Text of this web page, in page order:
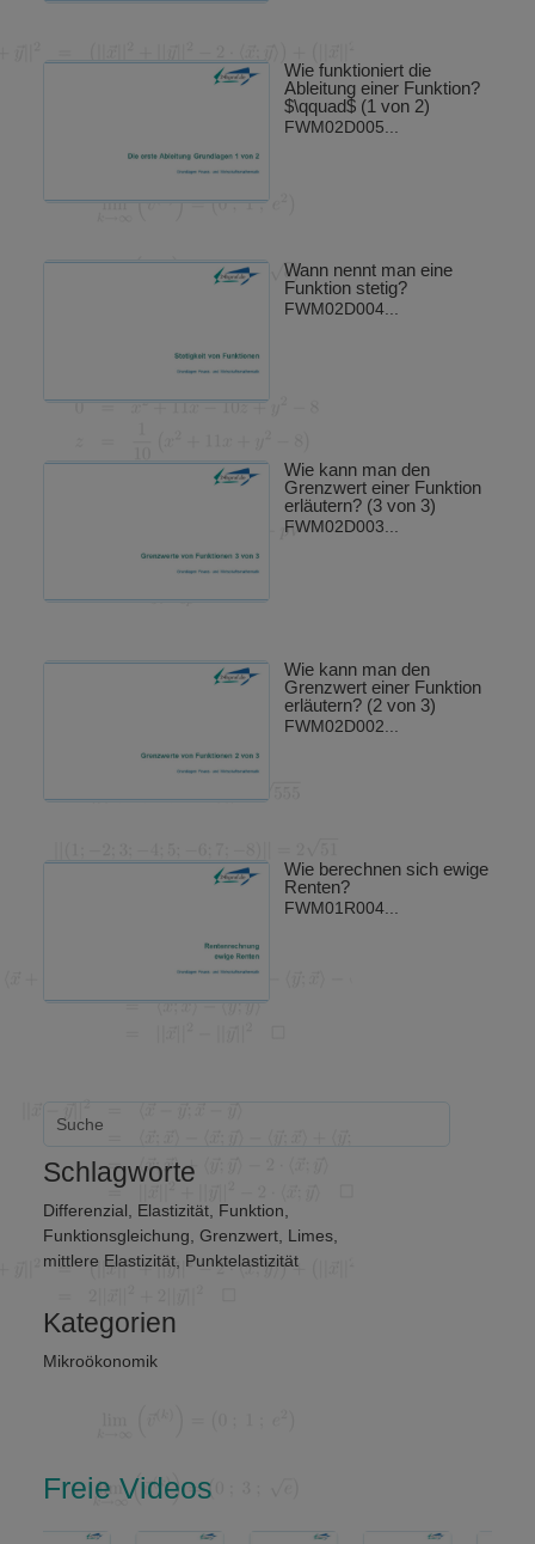
Wie funktioniert die
Ableitung einer Funktion?
$\qquad$ (1 von 2)
FWM02D005...
Wann nennt man eine
Funktion stetig?
FWM02D004...
Wie kann man den
Grenzwert einer Funktion
erläutern? (3 von 3)
FWM02D003...
Wie kann man den
Grenzwert einer Funktion
erläutern? (2 von 3)
FWM02D002...
Wie berechnen sich ewige
Renten?
FWM01R004...
Schlagworte
Differenzial Elastizität, Funktion
Funktionsgleichung Grenzwert, Limes,
mittlere Elastizität, Punktelastizität
Kategorien
Mikroökonomik
Freie Videos